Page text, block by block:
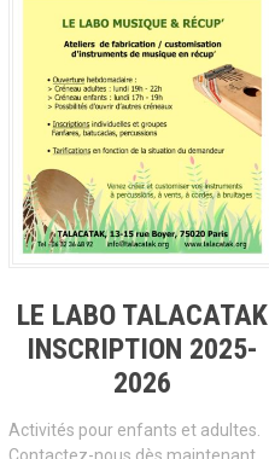
LE LABO TALACATAK
INSCRIPTION 2025-
2026
Activités pour enfants et adultes.